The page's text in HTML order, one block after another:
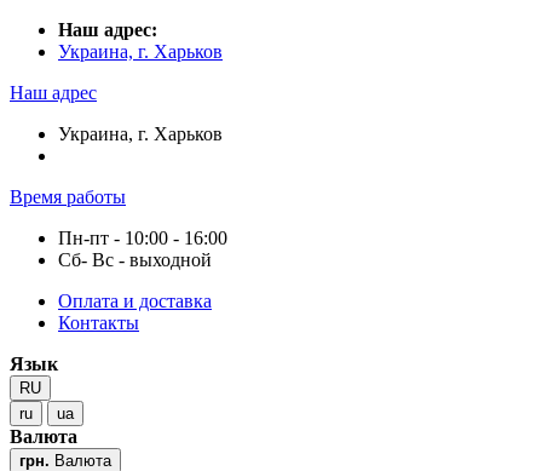
Наш адрес:
Украина, г. Харьков
Наш адрес
Украина, г. Харьков
Время работы
Пн-пт - 10:00 - 16:00
Сб- Вс - выходной
Оплата и доставка
Контакты
Язык
RU
ru
ua
Валюта
грн. Валюта